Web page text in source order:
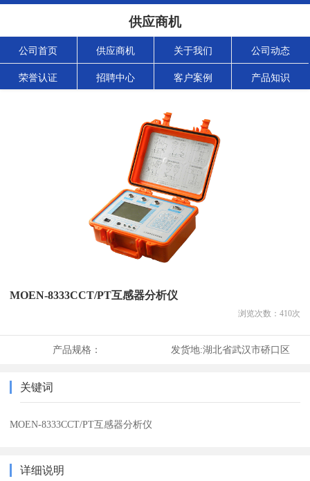
供应商机
公司首页 供应商机 关于我们 公司动态
荣誉认证 招聘中心 客户案例 产品知识
MOEN-8333CCT/PT互感器分析仪
浏览次数： 410次
产品规格： 发货地:湖北省武汉市硚口区
关键词
MOEN-8333CCT/PT互感器分析仪
详细说明